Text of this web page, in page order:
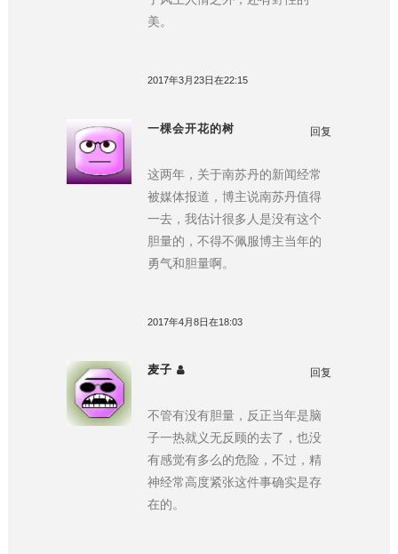
美。
2017年3月23日在22:15
一棵会开花的树 回复
这两年，关于南苏丹的新闻经常
被媒体报道，博主说南苏丹值得
一去，我估计很多人是没有这个
胆量的，不得不佩服博主当年的
勇气和胆量啊。
2017年4月8日在18:03
麦子 回复
不管有没有胆量，反正当年是脑
子一热就义无反顾的去了，也没
有感觉有多么的危险，不过，精
神经常高度紧张这件事确实是存
在的。